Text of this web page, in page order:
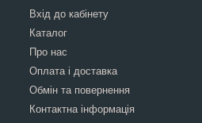
Вхід до кабінету
Каталог
Про нас
Оплата і доставка
Обмін та повернення
Контактна інформація